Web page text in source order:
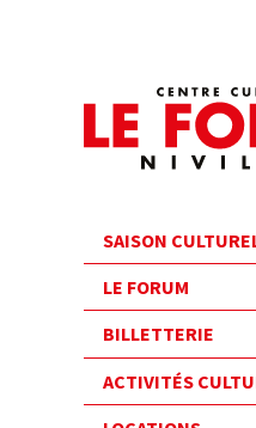
SAISON
LE FORUM
BILLETTERIE
ACTIVITÉS